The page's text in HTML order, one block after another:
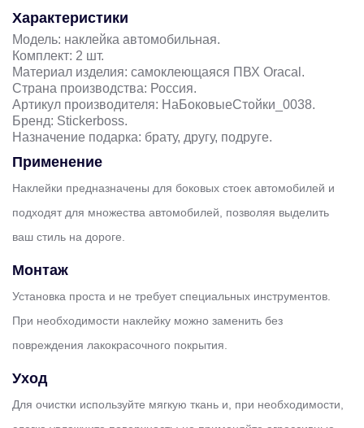
Характеристики
Модель: наклейка автомобильная.
Комплект: 2 шт.
Материал изделия: самоклеющаяся ПВХ Oracal.
Страна производства: Россия.
Артикул производителя: НаБоковыеСтойки_0038.
Бренд: Stickerboss.
Назначение подарка: брату, другу, подруге.
Применение
Наклейки предназначены для боковых стоек автомобилей и
подходят для множества автомобилей, позволяя выделить
ваш стиль на дороге.
Монтаж
Установка проста и не требует специальных инструментов.
При необходимости наклейку можно заменить без
повреждения лакокрасочного покрытия.
Уход
Для очистки используйте мягкую ткань и, при необходимости,